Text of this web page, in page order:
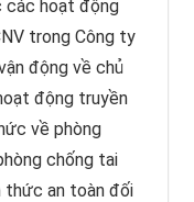
các hoạt động
trong Công ty
động về chủ
động truyền
về phòng
chống tai
thức an toàn đối